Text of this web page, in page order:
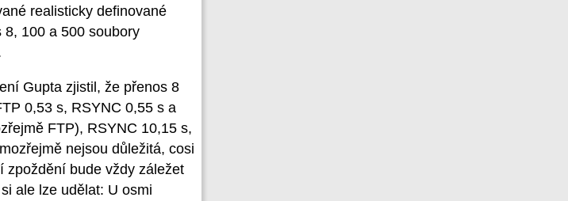
realisticky definované
100 a 500 soubory
Gupta zjistil, že přenos 8
0,53 s, RSYNC 0,55 s a
FTP), RSYNC 10,15 s,
nejsou důležitá, cosi
zpoždění bude vždy záležet
ale lze udělat: U osmi